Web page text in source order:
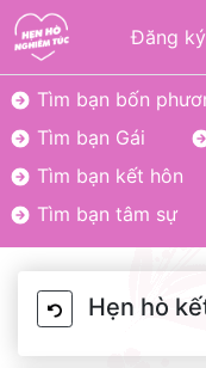
Đăng ký
Tìm bạn bốn
Tìm bạn Gái
Tìm bạn kết hôn
Tìm bạn tâm sự
Hẹn hò